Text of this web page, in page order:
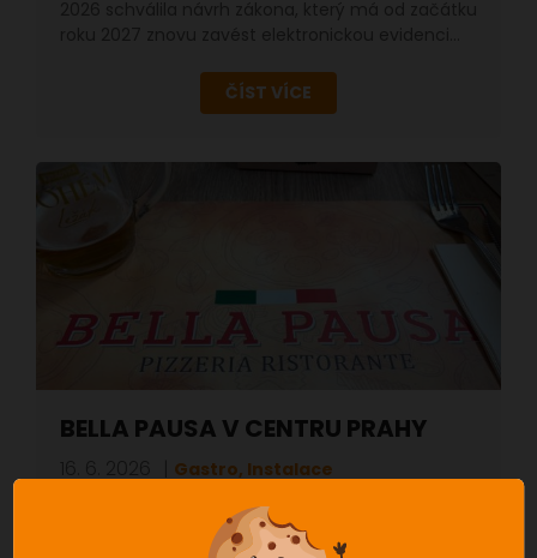
ČÍST VÍCE
BELLA PAUSA V CENTRU PRAHY
Gastro, Instalace
Tentokrát jsme navštívili našeho klienta Bella
Pausa, který provozuje dvě restaurace v centru